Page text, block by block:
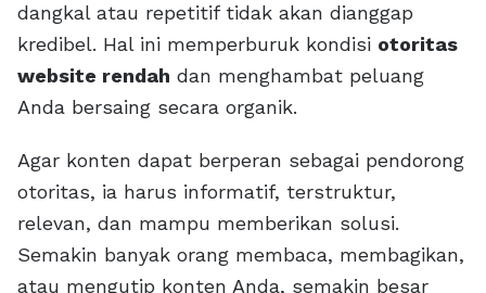
dangkal atau repetitif tidak akan dianggap
kredibel. Hal ini memperburuk kondisi otoritas
website rendah dan menghambat peluang
Anda bersaing secara organik.
Agar konten dapat berperan sebagai pendorong
otoritas, ia harus informatif, terstruktur,
relevan, dan mampu memberikan solusi.
Semakin banyak orang membaca, membagikan,
atau mengutip konten Anda, semakin besar